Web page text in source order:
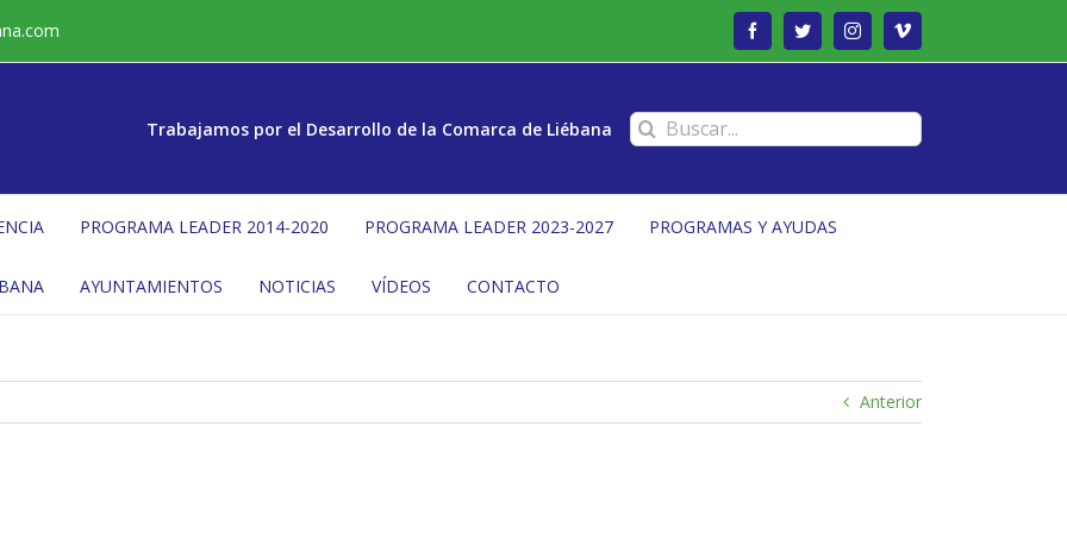
FacebookTwitterInstagramVimeo
Trabajamos por el Desarrollo de la Comarca de Liébana Buscar:
PROGRAMA LEADER 2014-2020 PROGRAMA LEADER 2023-2027 PROGRAMAS Y AYUDAS
AYUNTAMIENTOS NOTICIAS VÍDEOS CONTACTO
Anterior